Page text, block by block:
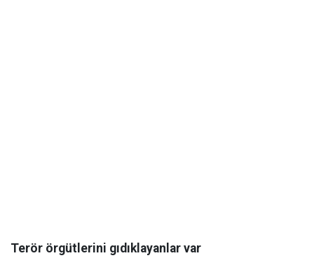
Terör örgütlerini gıdıklayanlar var